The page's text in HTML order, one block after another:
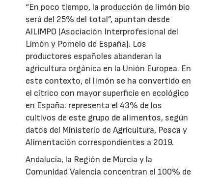
“En poco tiempo, la producción de limón bio
será del 25% del total”, apuntan desde
AILIMPO (Asociación Interprofesional del
Limón y Pomelo de España). Los
productores españoles abanderan la
agricultura orgánica en la Unión Europea. En
este contexto, el limón se ha convertido en
el cítrico con mayor superficie en ecológico
en España: representa el 43% de los
cultivos de este grupo de alimentos, según
datos del Ministerio de Agricultura, Pesca y
Alimentación correspondientes a 2019.
Andalucía, la Región de Murcia y la
Comunidad Valencia concentran el 100% de